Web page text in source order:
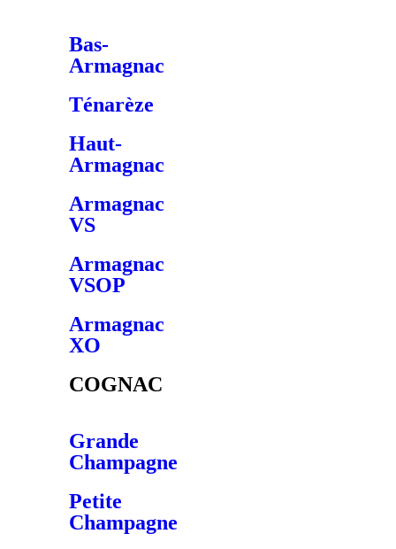
Bas-
Armagnac
Ténarèze
Haut-
Armagnac
Armagnac
VS
Armagnac
VSOP
Armagnac
XO
COGNAC
Grande
Champagne
Petite
Champagne